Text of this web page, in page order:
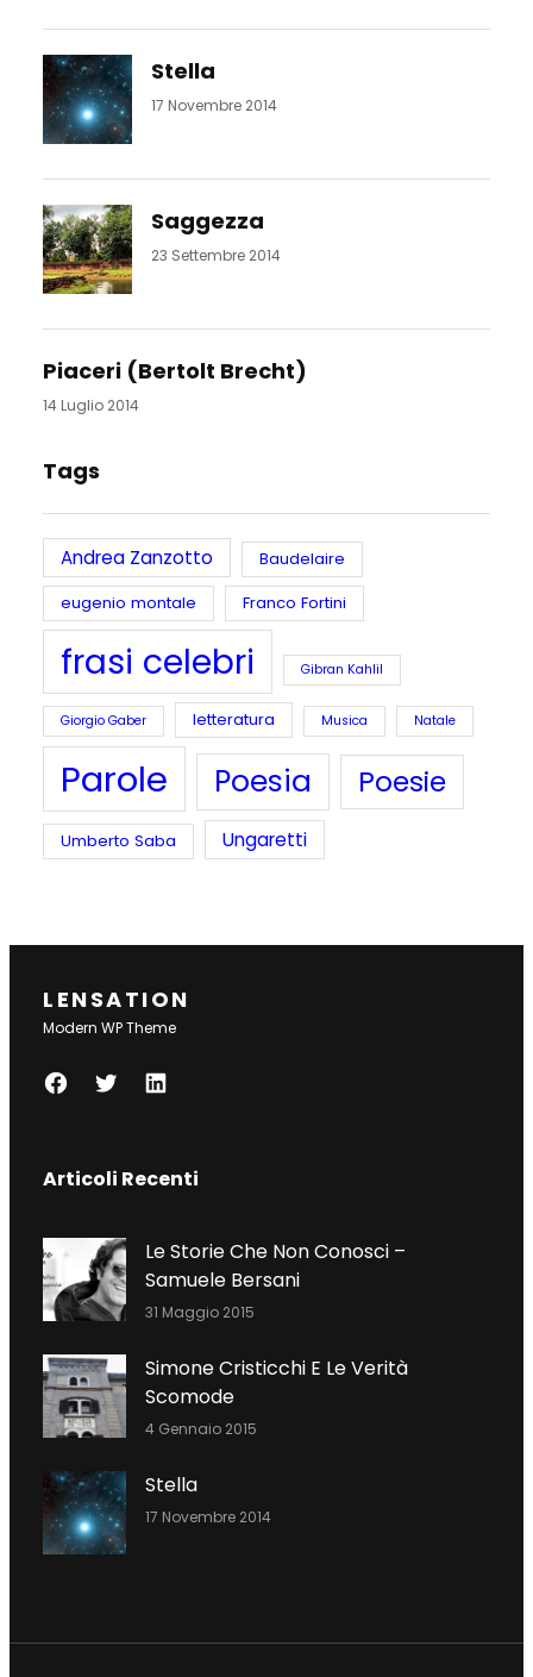
Stella
17 Novembre 2014
Saggezza
23 Settembre 2014
Piaceri (Bertolt Brecht)
14 Luglio 2014
Tags
Andrea Zanzotto
Baudelaire
eugenio montale
Franco Fortini
frasi celebri Gibran Kahlil
Giorgio Gaber letteratura Musica Natale
Parole Poesia Poesie
Umberto Saba Ungaretti
LENSATION
Modern WP Theme
F
E
O
O
K
T
T
E
R
L
K
N
Articoli Recenti
Le Storie Che Non Conosci –
Samuele Bersani
31 Maggio 2015
Simone Cristicchi E Le Verità
Scomode
4 Gennaio 2015
Stella
17 Novembre 2014